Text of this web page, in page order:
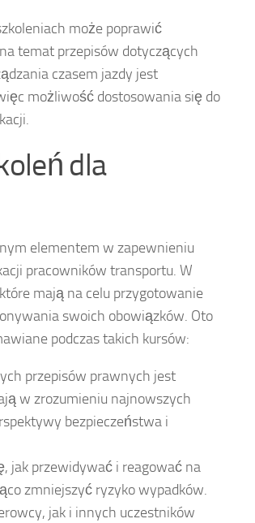
może poprawić
temat przepisów dotyczących
czasem jazdy jest
możliwość dostosowania się do
dla
elementem w zapewnieniu
pracowników transportu. W
mają na celu przygotowanie
swoich obowiązków. Oto
podczas takich kursów:
przepisów prawnych jest
w zrozumieniu najnowszych
bezpieczeństwa i
jak przewidywać i reagować na
zmniejszyć ryzyko wypadków.
jak i innych uczestników